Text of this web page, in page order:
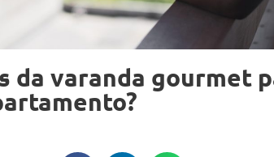
da varanda gourmet